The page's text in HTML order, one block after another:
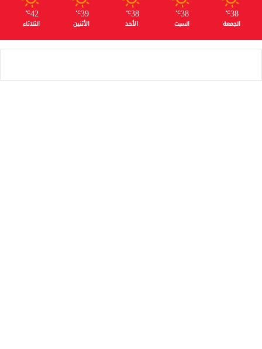
38
℃
الجمعة
38
℃
السبت
38
℃
الأحد
39
℃
الأثنين
42
℃
الثلاثاء